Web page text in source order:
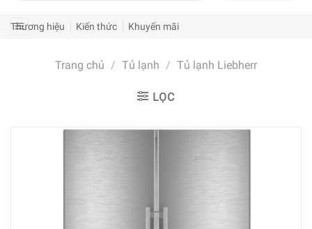
Thương hiệu Kiến thức Khuyến mãi
Trang chủ / Tủ lạnh / Tủ lạnh Liebherr
LỌC